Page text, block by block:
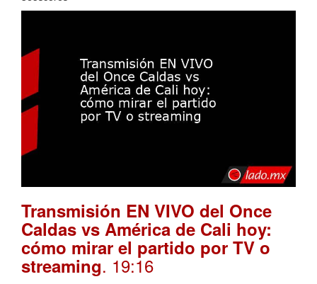
Transmisión EN VIVO del Once
Caldas vs América de Cali hoy:
cómo mirar el partido por TV o
streaming. 19:16